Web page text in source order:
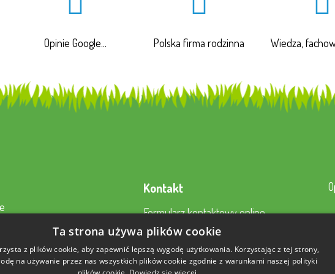
Opinie Google... Polska firma rodzinna Wiedza,
Kontakt
Formularz kontaktowy online
22 230 2343
sklep@aktywnysmyk.pl
Ta strona używa plików cookie
z plików cookie, aby zapewnić lepszą wygodę użytkowania. Korzystając z tej strony,
na używanie przez nas wszystkich plików cookie zgodnie z warunkami naszej polityki